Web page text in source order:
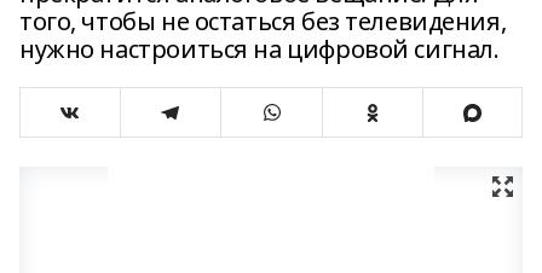
того, чтобы не остаться без телевидения,
нужно настроиться на цифровой сигнал.